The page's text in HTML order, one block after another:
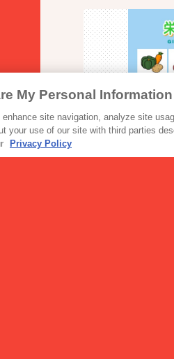
栄養成分百科
My Personal Information
site navigation, analyze site
your use of our site with third parties
Privacy Policy